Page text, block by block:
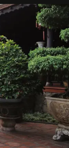
học hỏi, trau
mình đến
anh theo đuổi
khả năng luôn